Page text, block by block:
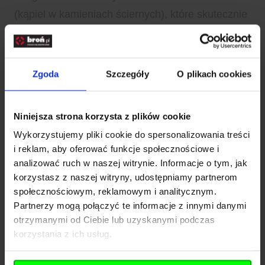
Zgoda Szczegóły O plikach cookies
Niniejsza strona korzysta z plików cookie
Wykorzystujemy pliki cookie do spersonalizowania treści
i reklam, aby oferować funkcje społecznościowe i
analizować ruch w naszej witrynie. Informacje o tym, jak
korzystasz z naszej witryny, udostępniamy partnerom
społecznościowym, reklamowym i analitycznym.
Partnerzy mogą połączyć te informacje z innymi danymi
otrzymanymi od Ciebie lub uzyskanymi podczas
korzystania z ich usług.
maskuje drobne zarysowanie lub wytarcia głowni
powstałe podczas użytkowania.
DANE TECHNICZNE
Profil głowni Drop Point
Typ blokady ostrza Liner Lock
Typ noża składany
Typ otwierania kołek pod kciuk
Typ stali nierdzewna - 4116
Dane dodatkowe
Klips do noszenia jest
Materiał okładzin kompozyt - G10
Rozwiń opis
Dane techniczne